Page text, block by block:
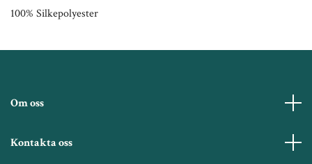
100% Silkepolyester
Om oss
Kontakta oss